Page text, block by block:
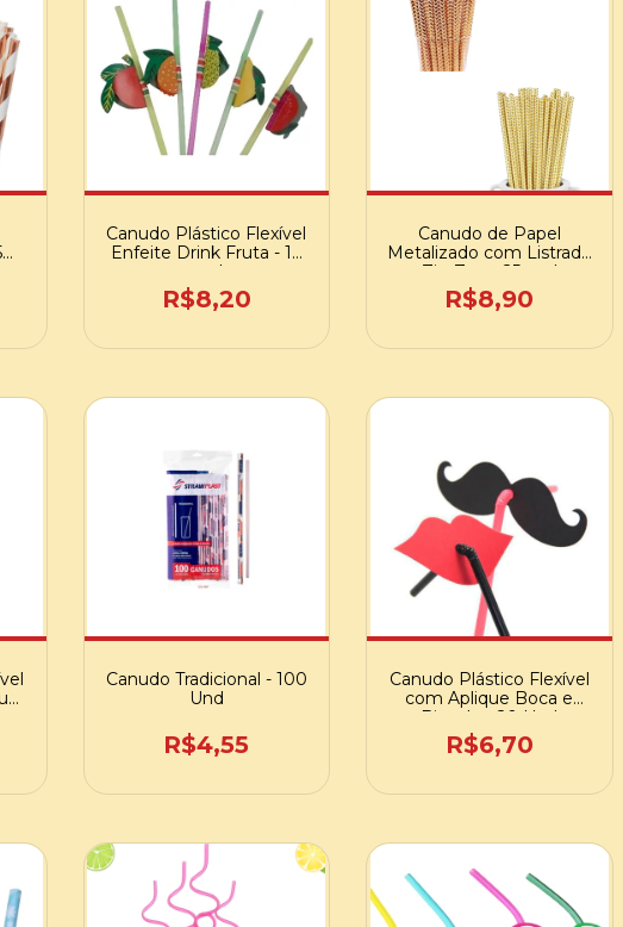
Canudo Plástico Flexível
Enfeite Drink Fruta - 12
und
R$8,20
Canudo de Papel
Metalizado com Listrado
Zig Zag - 25 und
R$8,90
Canudo Tradicional - 100
Und
R$4,55
Canudo Plástico Flexível
com Aplique Boca e
Bigode - 20 Und
R$6,70